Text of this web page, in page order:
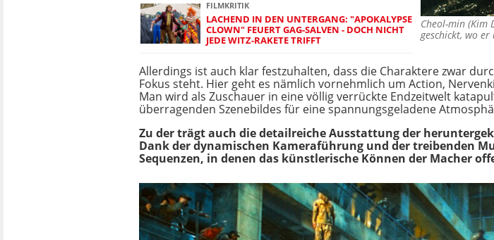
Cheol-min (Kim
geschickt, wo
FILMKRITIK
LACHEND IN DEN UNTERGANG: "APOKALYPSE
CLOWN" FEUERT GAG-SALVEN - DOCH NICHT
JEDE WITZ-RAKETE TRIFFT
Allerdings ist auch klar festzuhalten, dass die Charaktere zwar
Fokus steht. Hier geht es nämlich vornehmlich um Action,
Man wird als Zuschauer in eine völlig verrückte Endzeitwelt
überragenden Szenebildes für eine spannungsgeladene
Zu der trägt auch die detailreiche Ausstattung der
Dank der dynamischen Kameraführung und der treibenden
Sequenzen, in denen das künstlerische Können der Macher